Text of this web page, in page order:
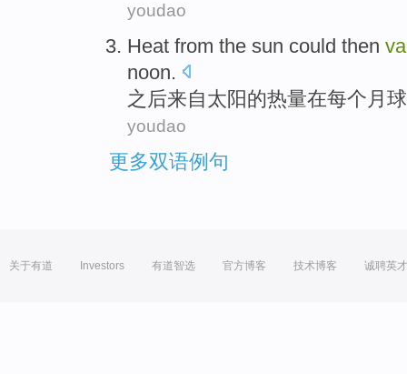
youdao
Heat from the sun could then
noon.
之后来自太阳的热量在每个 月球
youdao
更多双语例句
关于有道 Investors 有道智选 官方博客 技术博客 诚聘英才